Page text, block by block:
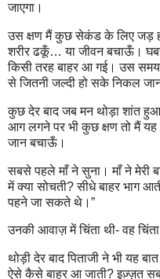
जाएगा।
उस क्षण मैं कुछ सेकंड के लिए जड़
शरीर ढकूँ… या जीवन बचाऊँ।
किसी तरह बाहर आ गई। उस
से जितनी जल्दी हो सके निकल
कुछ देर बाद जब मन थोड़ा शांत
आग लगने पर भी कुछ क्षण तो मैं यह
जान बचाऊँ।
सबसे पहले माँ ने सुना। माँ ने मेरी
में क्या सोचती? सीधे बाहर भाग
पहने जा सकते थे।”
उनकी आवाज़ में चिंता थी- वह
थोड़ी देर बाद पिताजी ने भी यह
ऐसे कैसे बाहर आ जाती? इज़्ज़त